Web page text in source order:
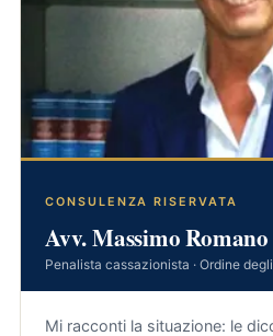
CONSULENZA RISERVATA
Avv. Massimo Romano
Penalista cassazionista · Ordine
Mi racconti la situazione: le